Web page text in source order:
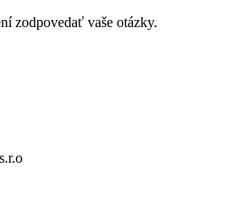
zodpovedať vaše otázky.